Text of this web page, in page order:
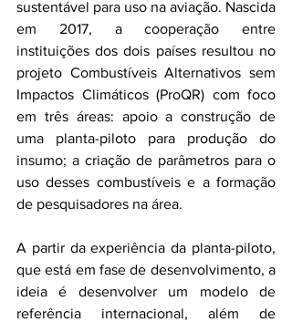
sustentável para uso na aviação. Nascida
em 2017, a cooperação entre
instituições dos dois países resultou no
projeto Combustíveis Alternativos sem
Impactos Climáticos (ProQR) com foco
em três áreas: apoio a construção de
uma planta-piloto para produção do
insumo; a criação de parâmetros para o
uso desses combustíveis e a formação
de pesquisadores na área.
A partir da experiência da planta-piloto,
que está em fase de desenvolvimento, a
ideia é desenvolver um modelo de
referência internacional, além de